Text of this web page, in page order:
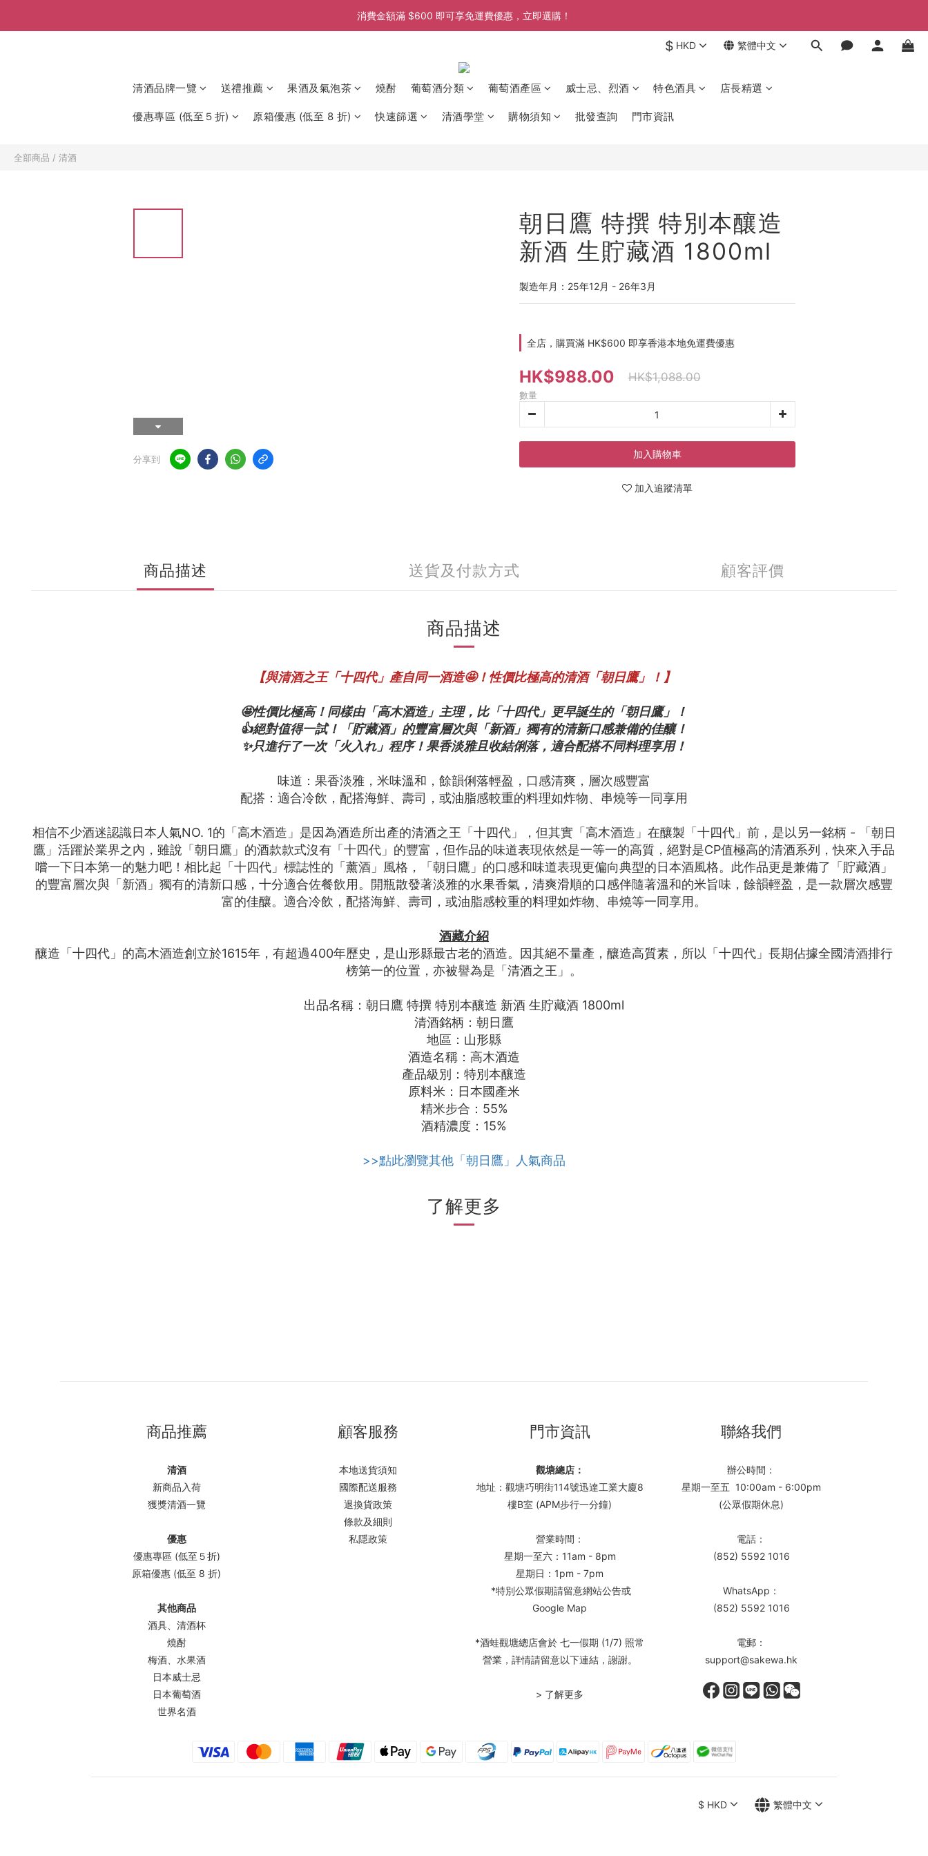
消費金額滿 $600 即可享免運費優惠，立即選購！
消費金額滿 $600 即可享免運費優惠，立即選購！
$ HKD 繁體中文
清酒品牌一覽 送禮推薦 果酒及氣泡茶 燒酎 葡萄酒分類 葡萄酒產區 威士忌、烈酒 特色酒具 店長精選
優惠專區 (低至５折) 原箱優惠 (低至 8 折) 快速篩選 清酒學堂 購物須知 批發查詢 門市資訊
全部商品 / 清酒
分享到
朝日鷹 特撰 特別本釀造
新酒 生貯藏酒 1800ml
製造年月：25年12月 - 26年3月
全店，購買滿 HK$600 即享香港本地免運費優惠
HK$988.00 HK$1,088.00
數量
加入購物車
加入追蹤清單
商品描述 送貨及付款方式 顧客評價
商品描述
【與清酒之王「十四代」產自同一酒造🤩！性價比極高的清酒「朝日鷹」！】
🤩性價比極高！同樣由「高木酒造」主理，比「十四代」更早誕生的「朝日鷹」！
👍絕對值得一試！「貯藏酒」的豐富層次與「新酒」獨有的清新口感兼備的佳釀！
✨只進行了一次「火入れ」程序！果香淡雅且收結俐落，適合配搭不同料理享用！
味道：果香淡雅，米味溫和，餘韻俐落輕盈，口感清爽，層次感豐富
配搭：適合冷飲，配搭海鮮、壽司，或油脂感較重的料理如炸物、串燒等一同享用
相信不少酒迷認識日本人氣NO. 1的「高木酒造」是因為酒造所出產的清酒之王「十四代」，但其實「高木酒造」在釀製「十四代」前，是以另一銘柄 - 「朝日
鷹」活躍於業界之內，雖說「朝日鷹」的酒款款式沒有「十四代」的豐富，但作品的味道表現依然是一等一的高質，絕對是CP值極高的清酒系列，快來入手品
嚐一下日本第一的魅力吧！相比起「十四代」標誌性的「薰酒」風格，「朝日鷹」的口感和味道表現更偏向典型的日本酒風格。此作品更是兼備了「貯藏酒」
的豐富層次與「新酒」獨有的清新口感，十分適合佐餐飲用。開瓶散發著淡雅的水果香氣，清爽滑順的口感伴隨著溫和的米旨味，餘韻輕盈，是一款層次感豐
富的佳釀。適合冷飲，配搭海鮮、壽司，或油脂感較重的料理如炸物、串燒等一同享用。
酒藏介紹
釀造「十四代」的高木酒造創立於1615年，有超過400年歷史，是山形縣最古老的酒造。因其絕不量產，釀造高質素，所以「十四代」長期佔據全國清酒排行
榜第一的位置，亦被譽為是「清酒之王」。
出品名稱：朝日鷹 特撰 特別本釀造 新酒 生貯藏酒 1800ml
清酒銘柄：朝日鷹
地區：山形縣
酒造名稱：高木酒造
產品級別：特別本釀造
原料米：日本國產米
精米步合：55%
酒精濃度：15%
>>點此瀏覽其他「朝日鷹」人氣商品
了解更多
商品推薦
清酒
新商品入荷
獲獎清酒一覽
優惠
優惠專區 (低至５折)
原箱優惠 (低至 8 折)
其他商品
酒具、清酒杯
燒酎
梅酒、水果酒
日本威士忌
日本葡萄酒
世界名酒
顧客服務
本地送貨須知
國際配送服務
退換貨政策
條款及細則
私隱政策
門市資訊
觀塘總店：
地址：觀塘巧明街114號迅達工業大廈8
樓B室 (APM步行一分鐘)
營業時間：
星期一至六：11am - 8pm
星期日：1pm - 7pm
*特別公眾假期請留意網站公告或
Google Map
*酒蛙觀塘總店會於 七一假期 (1/7) 照常
營業，詳情請留意以下連結，謝謝。
> 了解更多
聯絡我們
辦公時間：
星期一至五 10:00am - 6:00pm
(公眾假期休息)
電話：
(852) 5592 1016
WhatsApp：
(852) 5592 1016
電郵：
support@sakewa.hk
$ HKD 繁體中文